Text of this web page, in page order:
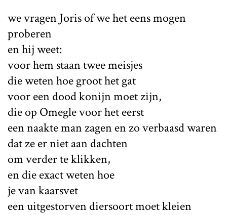
we vragen Joris of we het eens mogen
proberen
en hij weet:
voor hem staan twee meisjes
die weten hoe groot het gat
voor een dood konijn moet zijn,
die op Omegle voor het eerst
een naakte man zagen en zo verbaasd waren
dat ze er niet aan dachten
om verder te klikken,
en die exact weten hoe
je van kaarsvet
een uitgestorven diersoort moet kleien